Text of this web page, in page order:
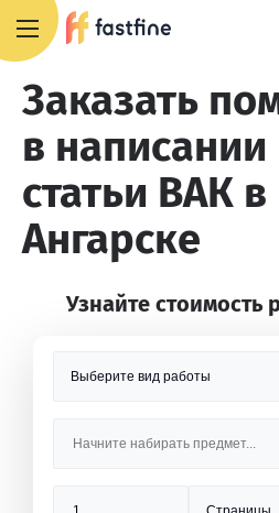
Заказать
в написании
статьи ВАК в
Ангарске
Узнайте стоимость